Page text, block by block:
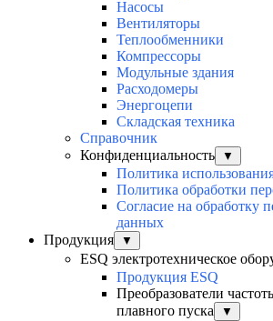
Насосы
Вентиляторы
Теплообменники
Компрессоры
Модульные здания
Расходомеры
Энергоцепи
Складская техника
Справочник
Конфиденциальность
▼
Политика
Политика обработки
Согласие на обработку
данных
Продукция
▼
ESQ электротехническое
Продукция ESQ
Преобразователи
плавного пуска
▼